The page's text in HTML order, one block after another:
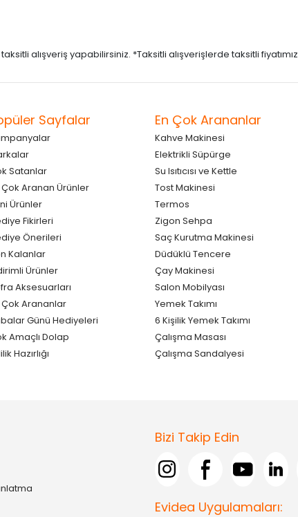
alışveriş yapabilirsiniz. *Taksitli alışverişlerde taksitli fiyatımız
Sayfalar
Satanlar
Çok Aranan Ürünler
Ürünler
Fikirleri
Önerileri
Kalanlar
Ürünler
Aksesuarları
Çok Arananlar
Günü Hediyeleri
Amaçlı Dolap
Hazırlığı
En Çok Arananlar
Kahve Makinesi
Elektrikli Süpürge
Su Isıtıcısı ve Kettle
Tost Makinesi
Termos
Zigon Sehpa
Saç Kurutma Makinesi
Düdüklü Tencere
Çay Makinesi
Salon Mobilyası
Yemek Takımı
6 Kişilik Yemek Takımı
Çalışma Masası
Çalışma Sandalyesi
Bizi Takip Edin
Evidea Uygulamaları: